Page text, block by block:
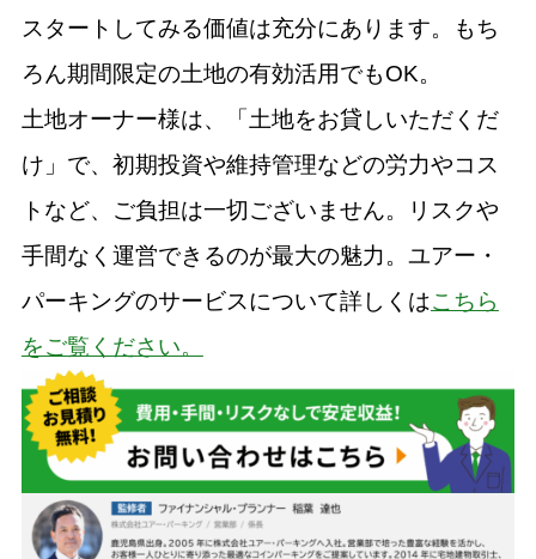
スタートしてみる価値は充分にあります。もち
ろん期間限定の土地の有効活用でもOK。
土地オーナー様は、「土地をお貸しいただくだ
け」で、初期投資や維持管理などの労力やコス
トなど、ご負担は一切ございません。リスクや
手間なく運営できるのが最大の魅力。ユアー・
パーキングのサービスについて詳しくはこちら
をご覧ください。